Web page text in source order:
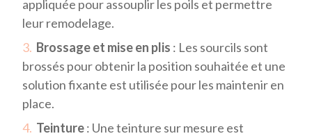
appliquée pour assouplir les poils et permettre
leur remodelage.
Brossage et mise en plis : Les sourcils sont
brossés pour obtenir la position souhaitée et une
solution fixante est utilisée pour les maintenir en
place.
Teinture: Une teinture sur mesure est